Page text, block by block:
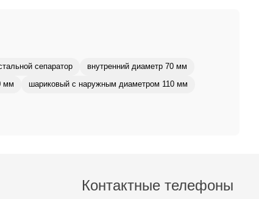
сепаратор внутренний диаметр 70 мм
мм шариковый с наружным диаметром 110 мм
Контактные телефоны